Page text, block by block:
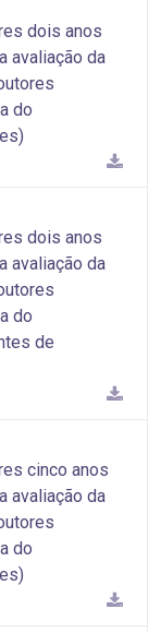
dois anos
avaliação da
do
dois anos
avaliação da
do
de
cinco anos
avaliação da
do